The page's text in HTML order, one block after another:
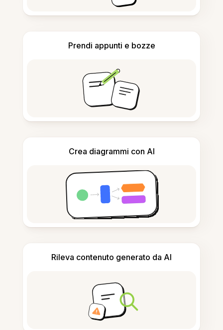
Prendi appunti e bozze
Crea diagrammi con AI
Rileva contenuto generato da AI